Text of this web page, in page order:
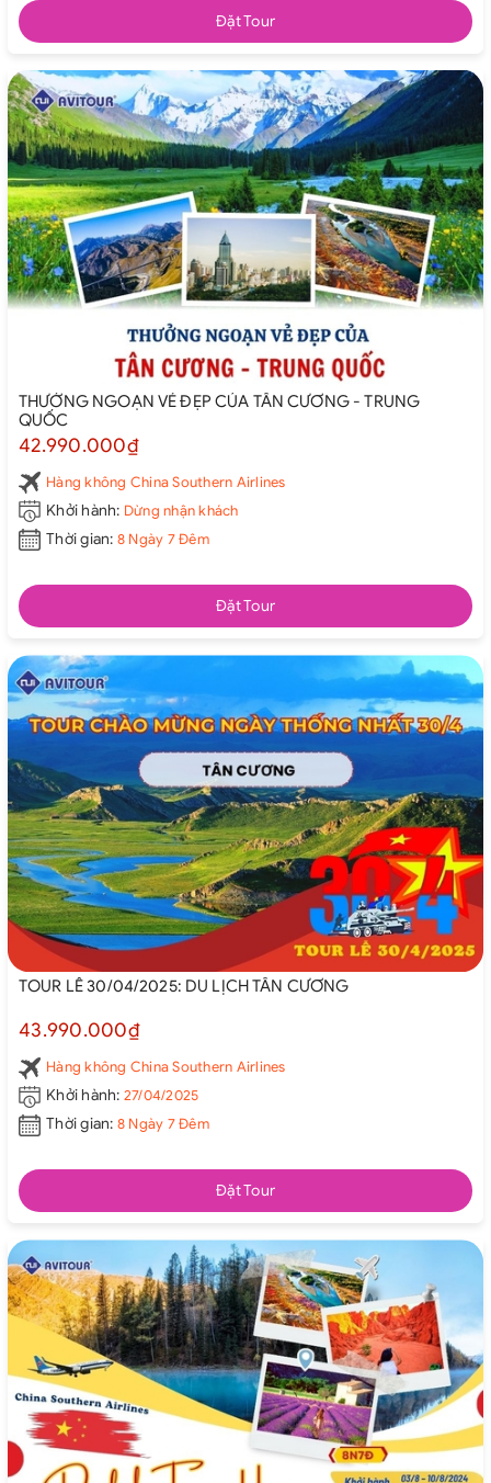
Đặt Tour
THƯỞNG NGOẠN VẺ ĐẸP CỦA TÂN CƯƠNG - TRUNG
QUỐC
42.990.000₫
Hàng không China Southern Airlines
Khởi hành: Dừng nhận khách
Thời gian: 8 Ngày 7 Đêm
Đặt Tour
TOUR LỄ 30/04/2025: DU LỊCH TÂN CƯƠNG
43.990.000₫
Hàng không China Southern Airlines
Khởi hành: 27/04/2025
Thời gian: 8 Ngày 7 Đêm
Đặt Tour